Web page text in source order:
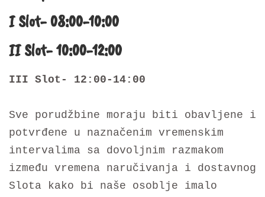
I Slot- 08:00-10:00
II Slot- 10:00-12:00
III Slot- 12:00-14:00
Sve porudžbine moraju biti obavljene i
potvrđene u naznačenim vremenskim
intervalima sa dovoljnim razmakom
između vremena naručivanja i dostavnog
Slota kako bi naše osoblje imalo